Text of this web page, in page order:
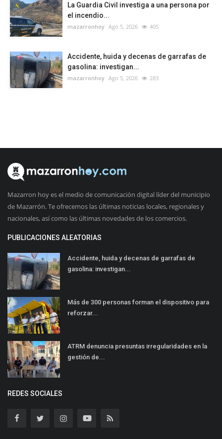
La Guardia Civil investiga a una persona por
el incendio...
mazarronhoy Ago 5, 2026 405
Accidente, huida y decenas de garrafas de
gasolina: investigan...
mazarronhoy Ago 5, 2026 283
Mazarron hoy es el medio de comunicación digital líder del municipio
de Mazarrón. Te ofrecemos las últimas noticias locales, regionales y
nacionales, así como las últimas novedades de los comercios.
PUBLICACIONES ALEATORIAS
Accidente, huida y decenas de garrafas de
gasolina: investigan...
Más de 300 personas forman el dispositivo para
reforzar...
ATRM denuncia presuntas irregularidades en la
gestión de...
REDES SOCIALES